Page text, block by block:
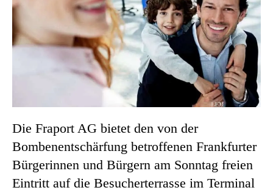
Die Fraport AG bietet den von der
Bombenentschärfung betroffenen Frankfurter
Bürgerinnen und Bürgern am Sonntag freien
Eintritt auf die Besucherterrasse im Terminal